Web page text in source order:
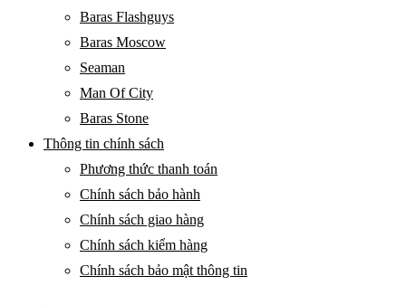
Baras Flashguys
Baras Moscow
Seaman
Man Of City
Baras Stone
Thông tin chính sách
Phương thức thanh toán
Chính sách bảo hành
Chính sách giao hàng
Chính sách kiểm hàng
Chính sách bảo mật thông tin